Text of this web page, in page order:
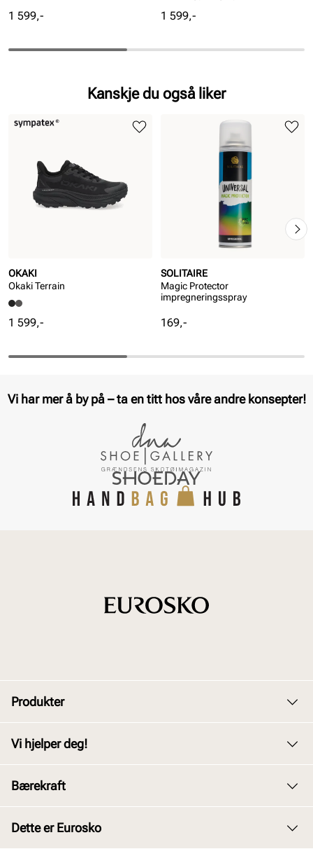
Pris
1 599,- Pris
1 599,-
Kanskje du også liker
OKAKI
Okaki Terrain
Pris
1 599,-
SOLITAIRE
Magic Protector
impregneringsspray
Pris
169,-
Vi har mer å by på – ta en titt hos våre andre konsepter!
Produkter
Barn
Vi hjelper deg!
Kjøpsbetingelser
Bærekraft
Dette er Eurosko